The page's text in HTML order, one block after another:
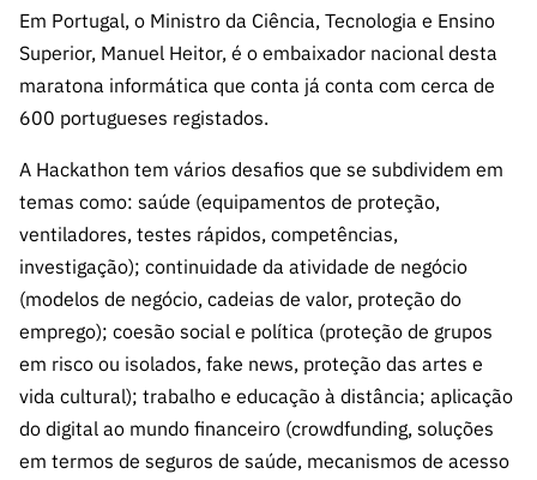
Subscrever
Direct Mail
Concursos
s
Aquisição
de
Serviços e
públicas
Manifesta
ções de
Interesse
FCCN,
serviços
digitais da
FCT
Canais de
Denúncia
Em Portugal, o Ministro da Ciência, Tecnologia e Ensino
Superior, Manuel Heitor, é o embaixador nacional desta
maratona informática que conta já conta com cerca de
600 portugueses registados.
A Hackathon tem vários desafios que se subdividem em
temas como: saúde (equipamentos de proteção,
ventiladores, testes rápidos, competências,
investigação); continuidade da atividade de negócio
(modelos de negócio, cadeias de valor, proteção do
emprego); coesão social e política (proteção de grupos
em risco ou isolados, fake news, proteção das artes e
vida cultural); trabalho e educação à distância; aplicação
do digital ao mundo financeiro (crowdfunding, soluções
em termos de seguros de saúde, mecanismos de acesso